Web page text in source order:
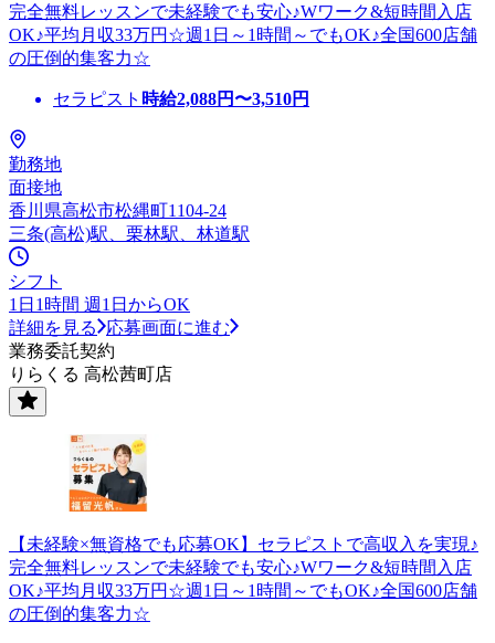
完全無料レッスンで未経験でも安心♪Wワーク&短時間入店
OK♪平均月収33万円☆週1日～1時間～でもOK♪全国600店舗
の圧倒的集客力☆
セラピスト 時給2,088円〜3,510円
勤務地
面接地
香川県高松市松縄町1104-24
三条(高松)駅、栗林駅、林道駅
シフト
1日1時間 週1日からOK
詳細を見る
応募画面に進む
業務委託契約
りらくる 高松茜町店
【未経験×無資格でも応募OK】セラピストで高収入を実現♪
完全無料レッスンで未経験でも安心♪Wワーク&短時間入店
OK♪平均月収33万円☆週1日～1時間～でもOK♪全国600店舗
の圧倒的集客力☆